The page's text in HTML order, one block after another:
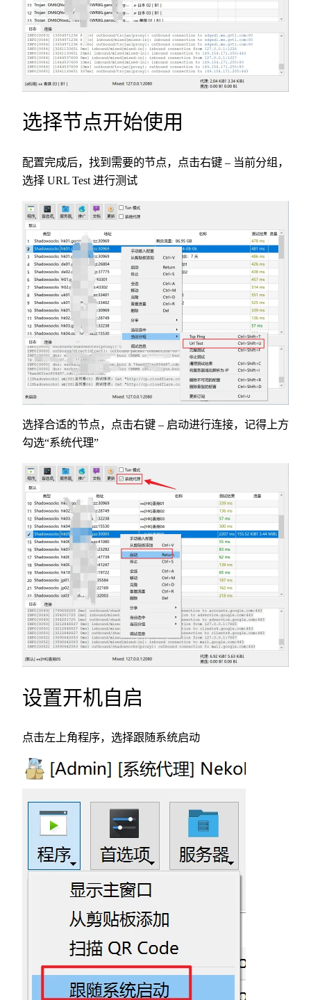
选择节点开始使用
配置完成后，找到需要的节点，点击右键 – 当前分组，
选择 URL Test 进行测试
选择合适的节点，点击右键 – 启动进行连接，记得上方
勾选“系统代理”
设置开机自启
点击左上角程序，选择跟随系统启动